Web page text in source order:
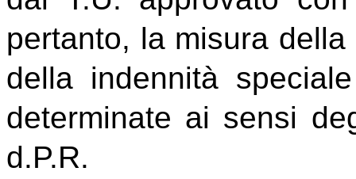
pertanto, la misura
della indennità
determinate ai sensi
d.P.R.